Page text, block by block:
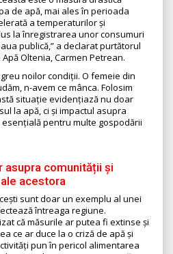
de apă, mai ales în perioada
a temperaturilor și
la înregistrarea unor consumuri
publică,” a declarat purtătorul
Oltenia, Carmen Petrean.
noilor condiții. O femeie din
n-avem ce mânca. Folosim
situație evidențiază nu doar
la apă, ci și impactul asupra
pentru multe gospodării
comunității și
acestora
sunt doar un exemplu al unei
întreaga regiune.
că măsurile ar putea fi extinse și
ce ar duce la o criză de apă și
pun în pericol alimentarea